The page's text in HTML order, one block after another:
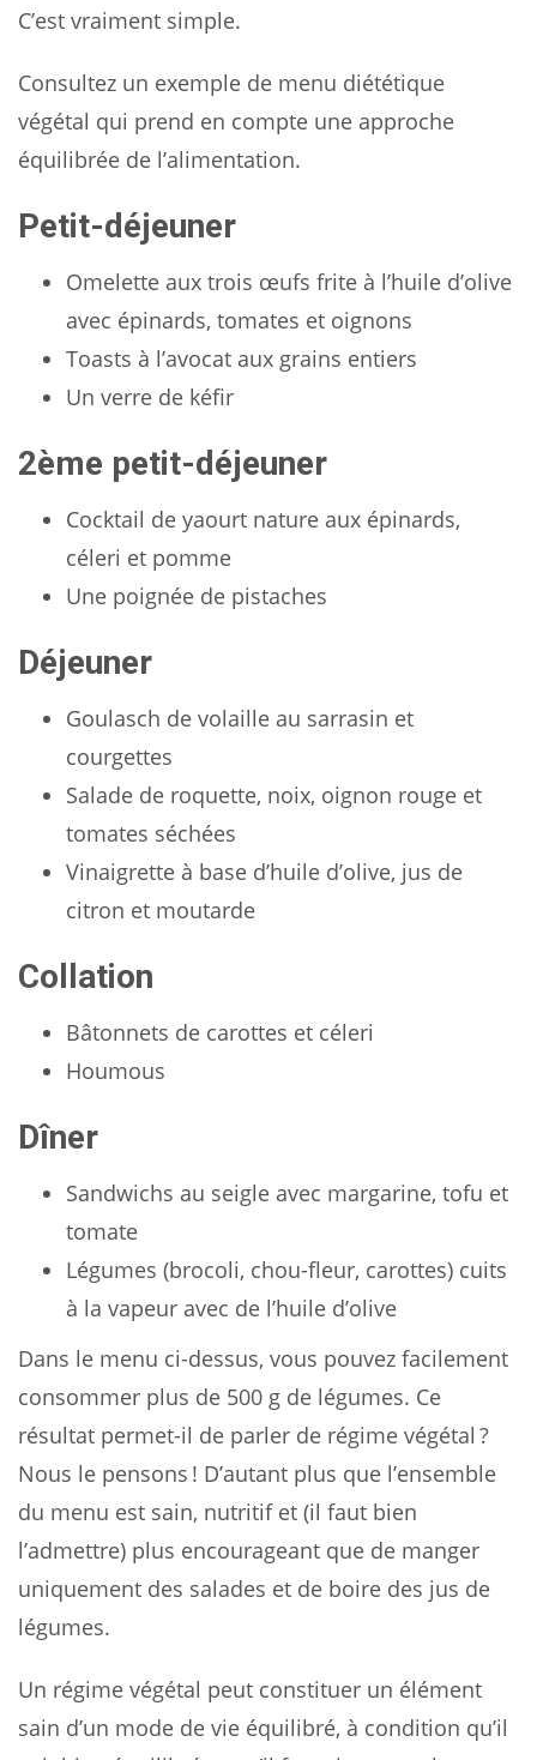
C’est vraiment simple.
Consultez un exemple de menu diététique
végétal qui prend en compte une approche
équilibrée de l’alimentation.
Petit-déjeuner
Omelette aux trois œufs frite à l’huile d’olive
avec épinards, tomates et oignons
Toasts à l’avocat aux grains entiers
Un verre de kéfir
2ème petit-déjeuner
Cocktail de yaourt nature aux épinards,
céleri et pomme
Une poignée de pistaches
Déjeuner
Goulasch de volaille au sarrasin et
courgettes
Salade de roquette, noix, oignon rouge et
tomates séchées
Vinaigrette à base d’huile d’olive, jus de
citron et moutarde
Collation
Bâtonnets de carottes et céleri
Houmous
Dîner
Sandwichs au seigle avec margarine, tofu et
tomate
Légumes (brocoli, chou-fleur, carottes) cuits
à la vapeur avec de l’huile d’olive
Dans le menu ci-dessus, vous pouvez facilement
consommer plus de 500 g de légumes. Ce
résultat permet-il de parler de régime végétal ?
Nous le pensons ! D’autant plus que l’ensemble
du menu est sain, nutritif et (il faut bien
l’admettre) plus encourageant que de manger
uniquement des salades et de boire des jus de
légumes.
Un régime végétal peut constituer un élément
sain d’un mode de vie équilibré, à condition qu’il